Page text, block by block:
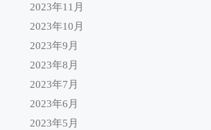
2023年11月
2023年10月
2023年9月
2023年8月
2023年7月
2023年6月
2023年5月